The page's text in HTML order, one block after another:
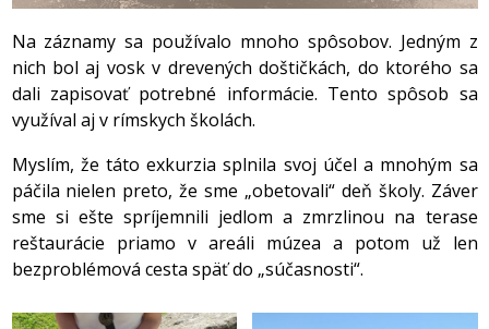
Na záznamy sa používalo mnoho spôsobov. Jedným z
nich bol aj vosk v drevených doštičkách, do ktorého sa
dali zapisovať potrebné informácie. Tento spôsob sa
využíval aj v rímskych školách.
Myslím, že táto exkurzia splnila svoj účel a mnohým sa
páčila nielen preto, že sme „obetovali“ deň školy. Záver
sme si ešte spríjemnili jedlom a zmrzlinou na terase
reštaurácie priamo v areáli múzea a potom už len
bezproblémová cesta späť do „súčasnosti“.